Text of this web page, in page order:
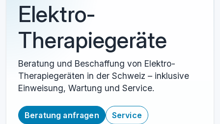
Elektro-
Therapiegeräte
Beratung und Beschaffung von Elektro-
Therapiegeräten in der Schweiz – inklusive
Einweisung, Wartung und Service.
Beratung anfragen Service